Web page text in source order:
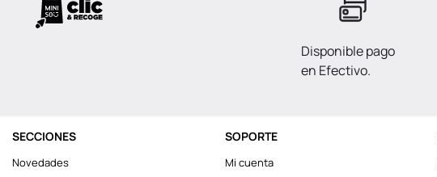
Disponible pago
en Efectivo.
SECCIONES
Novedades
SOPORTE
Mi cuenta